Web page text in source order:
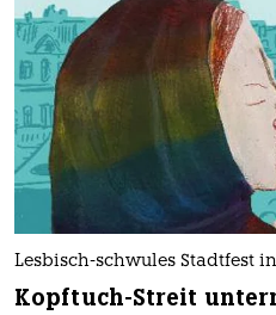
Lesbisch-schwules Stadtfest
Kopftuch-Streit